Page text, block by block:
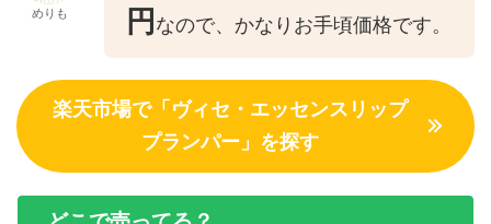
めりも
円 なので、かなりお手頃価格です。
楽天市場で「ヴィセ・エッセンスリップ
プランパー」を探す